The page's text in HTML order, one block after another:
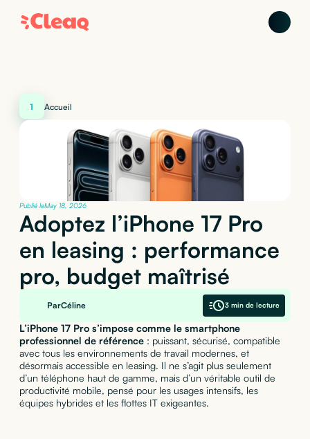
1 Accueil
Publié leMay 18, 2026
Adoptez l’iPhone 17 Pro
en leasing : performance
pro, budget maîtrisé
ParCéline 3 min de lecture
L’iPhone 17 Pro s’impose comme le smartphone
professionnel de référence: puissant, sécurisé, compatible
avec tous les environnements de travail modernes, et
désormais accessible en leasing. Il ne s’agit plus seulement
d’un téléphone haut de gamme, mais d’un véritable outil de
productivité mobile, pensé pour les usages intensifs, les
équipes hybrides et les flottes IT exigeantes.